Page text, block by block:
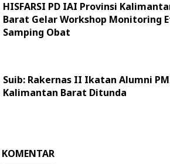
HISFARSI PD IAI Provinsi
Barat Gelar Workshop Monitoring
Samping Obat
Suib: Rakernas II Ikatan Alumni
Kalimantan Barat Ditunda
KOMENTAR